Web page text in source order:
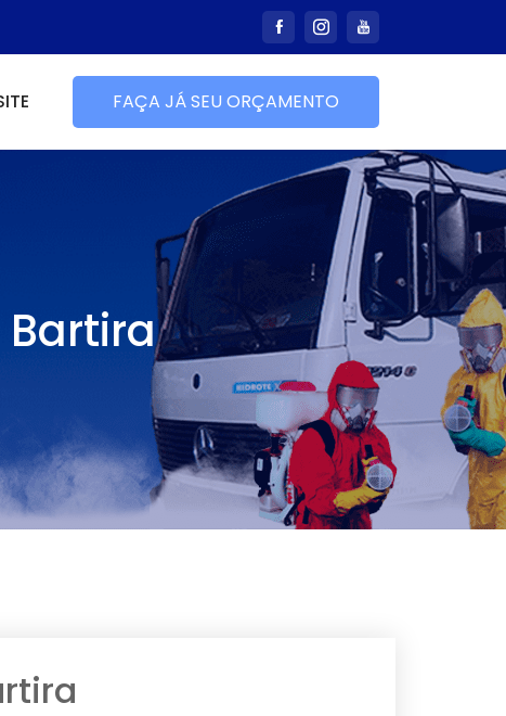
FAÇA JÁ SEU ORÇAMENTO